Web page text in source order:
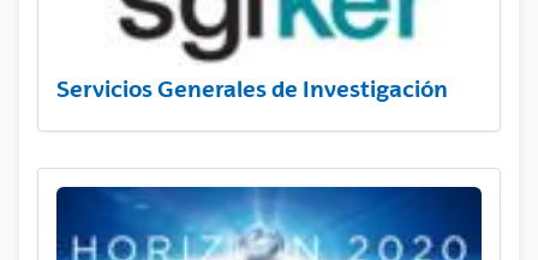
Servicios Generales de Investigación